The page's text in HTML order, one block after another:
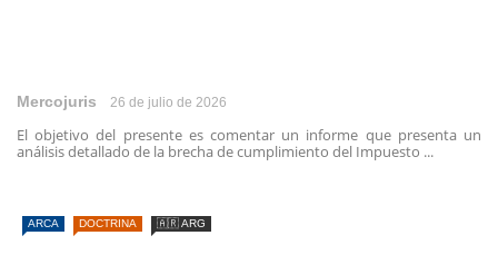
Mercojuris 26 de julio de 2026
El objetivo del presente es comentar un informe que presenta un
análisis detallado de la brecha de cumplimiento del Impuesto ...
ARCA DOCTRINA 🇦🇷 ARG